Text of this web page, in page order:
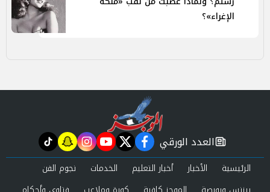
الإغراء»؟
newspaper
العدد الورقي facebook
twitter
youtube
instagram
snapchat
tiktok
الرئيسية الأخبار أخبار التعليم الخدمات
نجوم الفن